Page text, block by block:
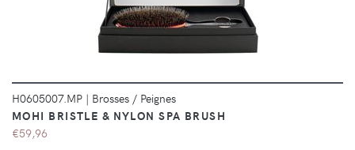
H0605007.MP | Brosses / Peignes
MOHI BRISTLE & NYLON SPA BRUSH
€59,96